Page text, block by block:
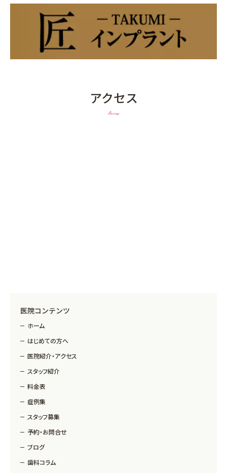
アクセス
Access
医院コンテンツ
ホーム
はじめての方へ
医院紹介・アクセス
スタッフ紹介
料金表
症例集
スタッフ募集
予約・お問合せ
ブログ
歯科コラム